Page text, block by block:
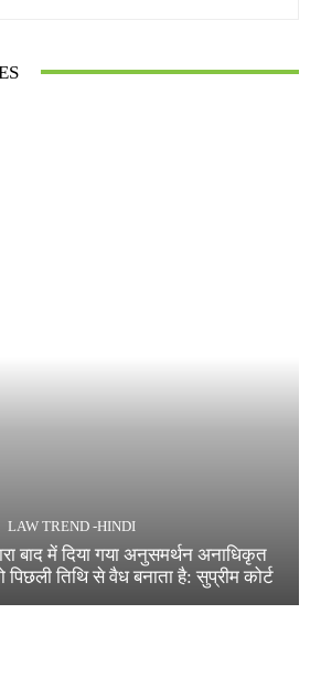
LAW TREND -HINDI
बाद में दिया गया अनुसमर्थन अनाधिकृत
पिछली तिथि से वैध बनाता है: सुप्रीम कोर्ट